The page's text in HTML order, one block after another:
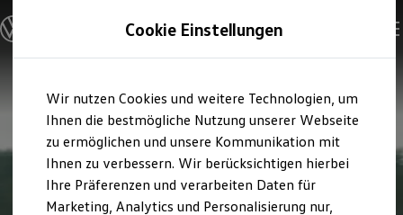
Hauptinhalt
springen
Footer
springen
Modelle und Konfigurator
Konfigurator
Modelle vergleichen
Elektroautos
ENERGY Sondermodelle
Nutzfahrzeuge
SUV und CUV
Familienautos
Kombis
Kompaktwagen
Cookie Einstellungen
Wir nutzen Cookies und weitere Technologien, um
Ihnen die bestmögliche Nutzung unserer Webseite
zu ermöglichen und unsere Kommunikation mit
Ihnen zu verbessern. Wir berücksichtigen hierbei
Ihre Präferenzen und verarbeiten Daten für
Marketing, Analytics und Personalisierung nur,